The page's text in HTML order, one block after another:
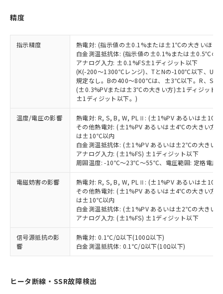
精度
指示精度
熱電対: (指示値の±0.1%または±1℃の大きいほう
白金測温抵抗体: (指示値の±0.1%または±0.5℃の
アナログ入力: ±0.1%FS±1ディジット以下
(K(-200～1300℃レンジ)、TとNの-100℃以下、U
規定なし。Bの400～800℃は、±3℃以下。R、S
(±0.3%PVまたは±3℃の大きい方)±1ディジット
±1ディジット以下。)
温度/電圧の影響
熱電対: R, S, B, W, PLⅡ: (±1%PV あるいは±10℃
その他熱電対: (±1%PV あるいは±4℃の大きい方
は±10℃以内
白金測温抵抗体: (±1%PV あるいは±2℃の大きい
アナログ入力: (±1%FS) ±1ディジット以下
周囲温度: -10℃～23℃～55℃、電圧範囲: 定格電圧
電磁妨害の影響
熱電対: R, S, B, W, PLⅡ: (±1%PV あるいは±10℃
その他熱電対: (±1%PV あるいは±4℃の大きい方
は±10℃以内
白金測温抵抗体: (±1%PV あるいは±2℃の大きい
アナログ入力: (±1%FS) ±1ディジット以下
信号源抵抗の影
響
熱電対: 0.1℃/Ω以下(100Ω以下)
白金測温抵抗体: 0.1℃/Ω以下(10Ω以下)
ヒータ断線・SSR故障検出
の共同利用に関して"
の「1.共同利
用者の範囲」に記載されている法人を
指します。
51物質の非含有証明書（当社基準）
※本証明書は発行日時点で非含有を証明す
るもので、過去に遡って非含有を証明する
ものではありません。
また、RoHS指令のフタル酸エステル類４
物質の対応では、対応完了までの期間は出
荷製品に未対応品が混在することから備考
欄に対応日を記載しておりました。
既に当社にて対応品への在庫切替を完了
していることから、特段のことがない限
り、2022年1月12日より割愛しておりま